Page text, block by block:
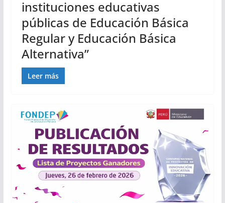
instituciones educativas
públicas de Educación Básica
Regular y Educación Básica
Alternativa”
Leer más